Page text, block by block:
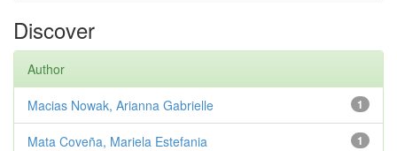
Discover
Author
1
Macias Nowak, Arianna Gabrielle
1
Mata Coveña, Mariela Estefania